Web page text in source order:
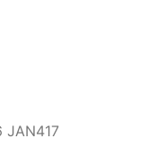
JAN417